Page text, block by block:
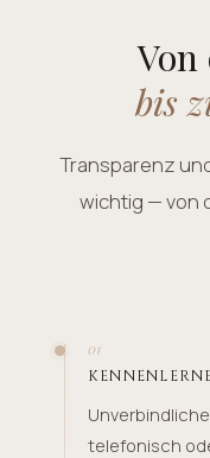
Von
bis
Transparenz
wichtig — von
01
telefonisch